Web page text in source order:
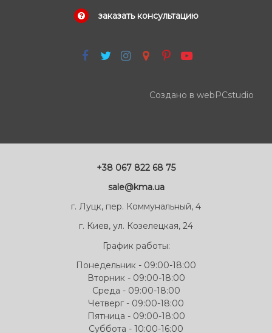
заказать консультацию
Создано в webPCstudio
+38 067 822 68 75
sale@kma.ua
г. Луцк, пер. Коммунальный, 4
г. Киев, ул. Козелецкая, 24
График работы:
Понедельник - 09:00-18:00
Вторник - 09:00-18:00
Среда - 09:00-18:00
Четверг - 09:00-18:00
Пятница - 09:00-18:00
Суббота - 10:00-16:00